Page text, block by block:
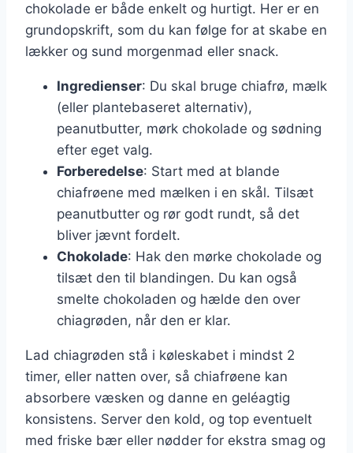
chokolade er både enkelt og hurtigt. Her er en
grundopskrift, som du kan følge for at skabe en
lækker og sund morgenmad eller snack.
Ingredienser: Du skal bruge chiafrø, mælk
(eller plantebaseret alternativ),
peanutbutter, mørk chokolade og sødning
efter eget valg.
Forberedelse: Start med at blande
chiafrøene med mælken i en skål. Tilsæt
peanutbutter og rør godt rundt, så det
bliver jævnt fordelt.
Chokolade: Hak den mørke chokolade og
tilsæt den til blandingen. Du kan også
smelte chokoladen og hælde den over
chiagrøden, når den er klar.
Lad chiagrøden stå i køleskabet i mindst 2
timer, eller natten over, så chiafrøene kan
absorbere væsken og danne en geléagtig
konsistens. Server den kold, og top eventuelt
med friske bær eller nødder for ekstra smag og